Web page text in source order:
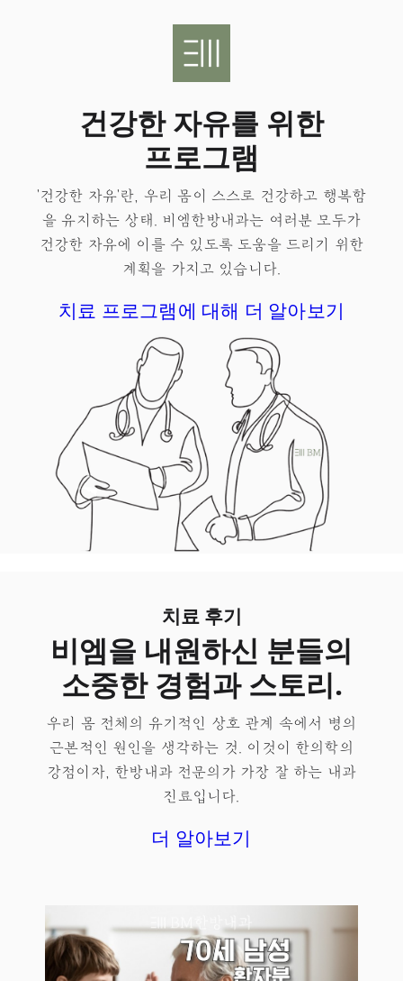
건강한 자유를 위한
프로그램
'건강한 자유'란, 우리 몸이 스스로 건강하고 행복함
을 유지하는 상태.​ 비엠한방내과는 여러분 모두가
건강한 자유에 이를 수 있도록 도움을 드리기 위한
계획을 가지고 있습니다.
치료 프로그램에 대해 더 알아보기
치료 후기
비엠을 내원하신 분들의
소중한 경험과 스토리.
우리 몸 전체의 유기적인 상호 관계 속에서 병의
근본적인 원인을 생각하는 것. 이것이 한의학의
강점이자, 한방내과 전문의가 가장 잘 하는 내과
진료입니다.
더 알아보기